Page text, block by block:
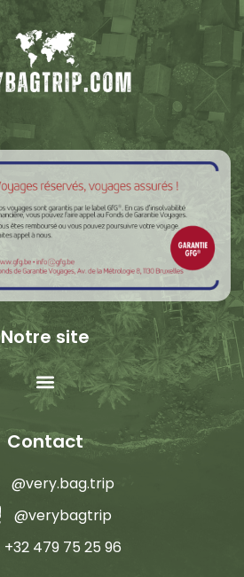
Notre site
Contact
@very.bag.trip
@verybagtrip
+32 479 75 25 96